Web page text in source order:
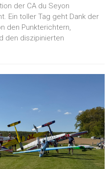
der CA du Seyon
Ein toller Tag geht Dank der
den Punkterichtern,
den diszipinierten